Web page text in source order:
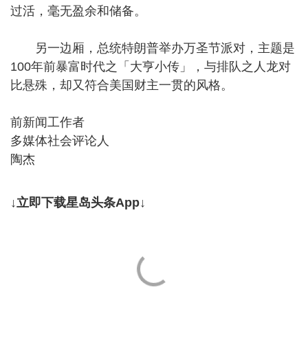
过活，毫无盈余和储备。
另一边厢，总统特朗普举办万圣节派对，主题是
100年前暴富时代之「大亨小传」，与排队之人龙对
比悬殊，却又符合美国财主一贯的风格。
前新闻工作者
多媒体社会评论人
陶杰
↓立即下载星岛头条App↓